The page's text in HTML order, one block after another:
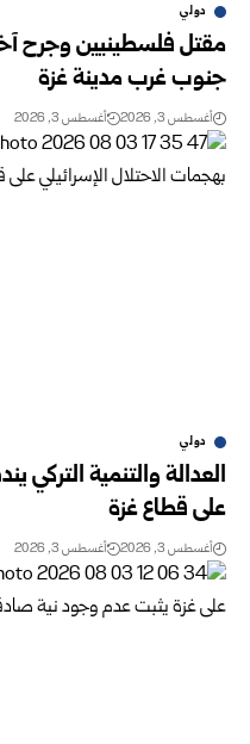
دولي
مقتل فلسطينيين وجرح
جنوب غرب مدينة غزة
أغسطس 3, 2026 أغسطس 3, 2026
دولي
العدالة والتنمية التركي
على قطاع غزة
أغسطس 3, 2026 أغسطس 3, 2026